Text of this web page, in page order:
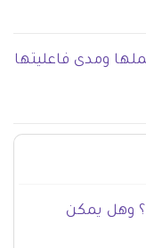
ومدى فاعليتها
وهل يمكن